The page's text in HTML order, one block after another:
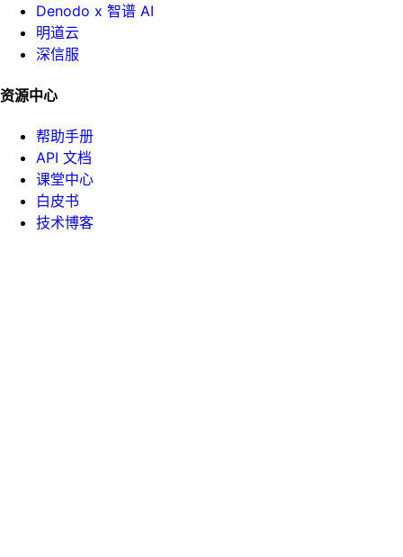
Denodo x 智谱 AI
明道云
深信服
资源中心
帮助手册
API 文档
课堂中心
白皮书
技术博客